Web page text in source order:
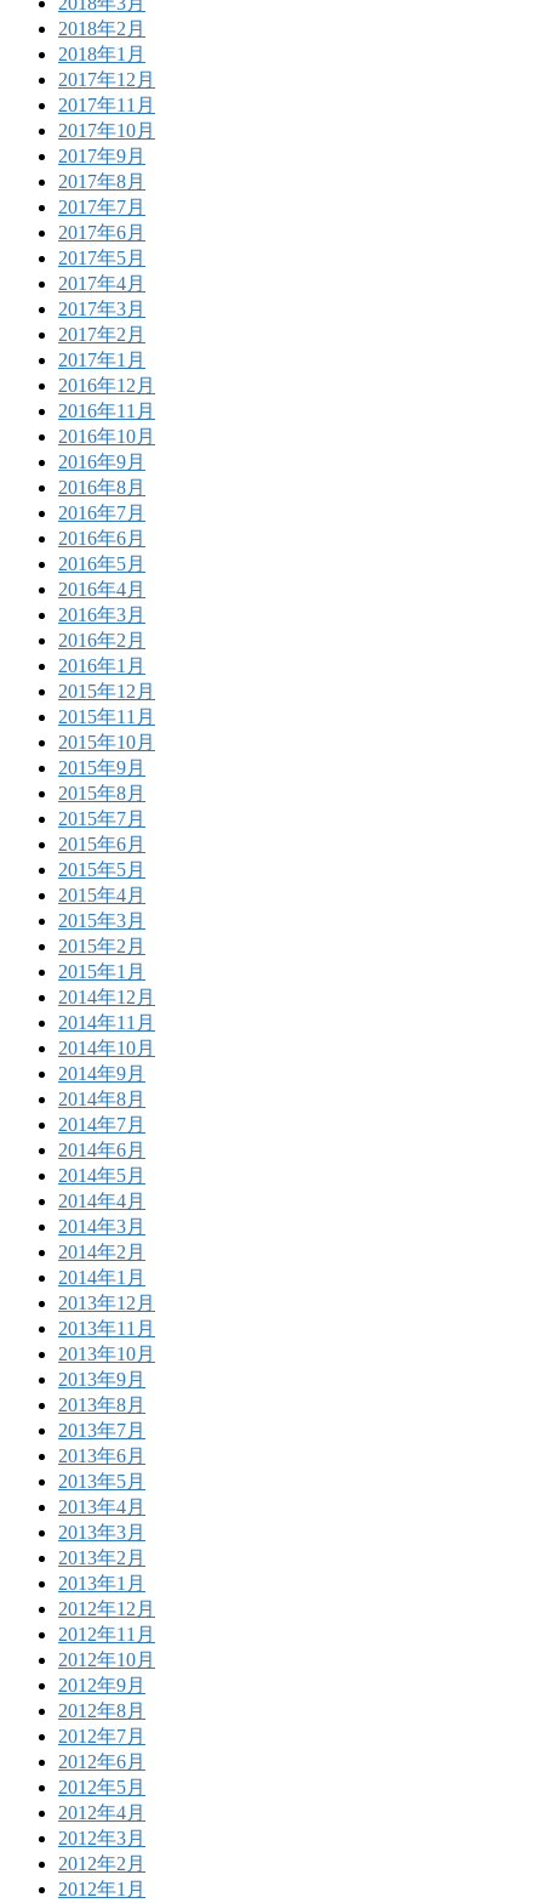
2018年2月
2018年1月
2017年12月
2017年11月
2017年10月
2017年9月
2017年8月
2017年7月
2017年6月
2017年5月
2017年4月
2017年3月
2017年2月
2017年1月
2016年12月
2016年11月
2016年10月
2016年9月
2016年8月
2016年7月
2016年6月
2016年5月
2016年4月
2016年3月
2016年2月
2016年1月
2015年12月
2015年11月
2015年10月
2015年9月
2015年8月
2015年7月
2015年6月
2015年5月
2015年4月
2015年3月
2015年2月
2015年1月
2014年12月
2014年11月
2014年10月
2014年9月
2014年8月
2014年7月
2014年6月
2014年5月
2014年4月
2014年3月
2014年2月
2014年1月
2013年12月
2013年11月
2013年10月
2013年9月
2013年8月
2013年7月
2013年6月
2013年5月
2013年4月
2013年3月
2013年2月
2013年1月
2012年12月
2012年11月
2012年10月
2012年9月
2012年8月
2012年7月
2012年6月
2012年5月
2012年4月
2012年3月
2012年2月
2012年1月